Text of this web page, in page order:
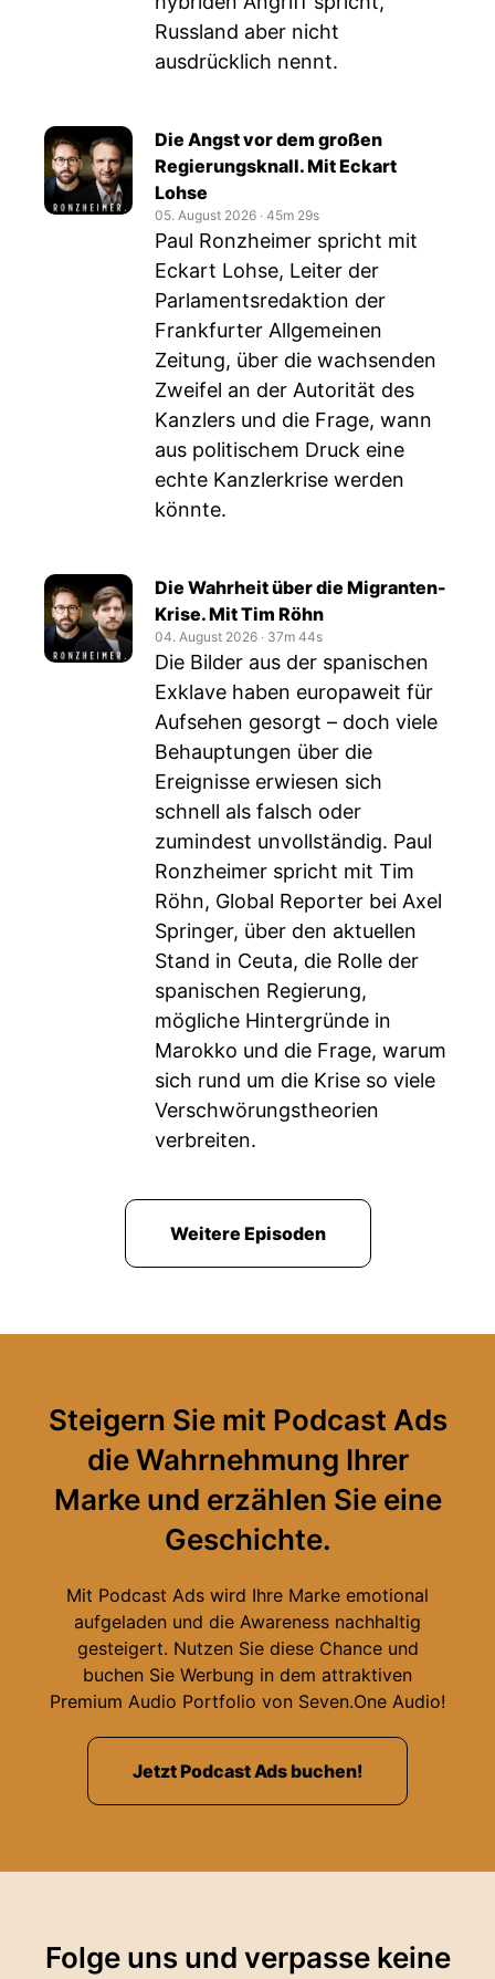
Russland aber nicht
ausdrücklich nennt.
Die Angst vor dem großen
Regierungsknall. Mit Eckart
Lohse
05. August 2026 ‧ 45m 29s
Paul Ronzheimer spricht mit
Eckart Lohse, Leiter der
Parlamentsredaktion der
Frankfurter Allgemeinen
Zeitung, über die wachsenden
Zweifel an der Autorität des
Kanzlers und die Frage, wann
aus politischem Druck eine
echte Kanzlerkrise werden
könnte.
Die Wahrheit über die Migranten-
Krise. Mit Tim Röhn
04. August 2026 ‧ 37m 44s
Die Bilder aus der spanischen
Exklave haben europaweit für
Aufsehen gesorgt – doch viele
Behauptungen über die
Ereignisse erwiesen sich
schnell als falsch oder
zumindest unvollständig. Paul
Ronzheimer spricht mit Tim
Röhn, Global Reporter bei Axel
Springer, über den aktuellen
Stand in Ceuta, die Rolle der
spanischen Regierung,
mögliche Hintergründe in
Marokko und die Frage, warum
sich rund um die Krise so viele
Verschwörungstheorien
verbreiten.
Weitere Episoden
Steigern Sie mit Podcast Ads
die Wahrnehmung Ihrer
Marke und erzählen Sie eine
Geschichte.
Mit Podcast Ads wird Ihre Marke emotional
aufgeladen und die Awareness nachhaltig
gesteigert. Nutzen Sie diese Chance und
buchen Sie Werbung in dem attraktiven
Premium Audio Portfolio von Seven.One Audio!
Jetzt Podcast Ads buchen!
Folge uns und verpasse keine